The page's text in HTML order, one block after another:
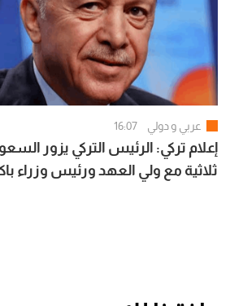
عربي و دولي 16:07
إعلام تركي: الرئيس التركي يزور
ثلاثية مع ولي العهد ورئيس وزراء